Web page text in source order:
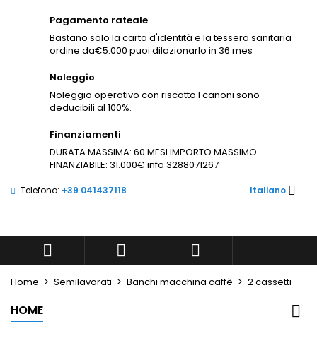
Pagamento rateale
Bastano solo la carta d'identità e la tessera sanitaria
ordine da€5.000 puoi dilazionarlo in 36 mes
Noleggio
Noleggio operativo con riscatto I canoni sono
deducibili al 100%.
Finanziamenti
DURATA MASSIMA: 60 MESI IMPORTO MASSIMO
FINANZIABILE: 31.000€ info 3288071267
Telefono: +39 041437118 Italiano 
  
Home Semilavorati Banchi macchina caffè 2 cassetti
HOME
Aggiungi alla lista dei
desideri
×
Create new list
((modalTitle)) ×
((cancelText))
((title)) ×
((cancelText))
Accedi ×
prodotti nella tua lista dei desideri.